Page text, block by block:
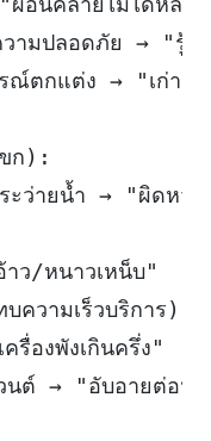
วามปลอดภัย → "รู้สึ
รณ์ตกแต่ง → "เก่าแ
ก):
ะว่ายน้ำ → "ผิดหวั
ว/หนาวเหน็บ"
ความเร็วบริการ)
องพังเกินครึ่ง"
นต์ → "อับอายต่อห